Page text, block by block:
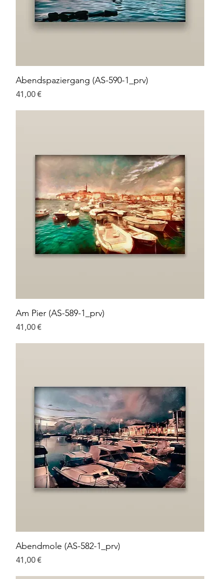
Abendspaziergang (AS-590-1_prv)
Preis
41,00 €
Am Pier (AS-589-1_prv)
Preis
41,00 €
Abendmole (AS-582-1_prv)
Preis
41,00 €